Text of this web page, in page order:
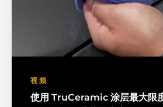
视频
使用 TruCeramic 涂层最大限